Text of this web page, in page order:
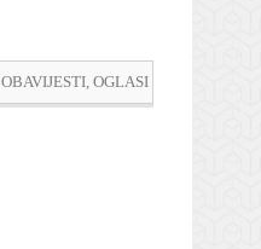
OBAVIJESTI, OGLASI